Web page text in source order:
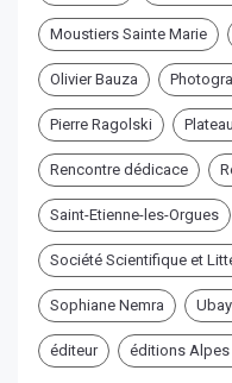
Moustiers Sainte Marie
Olivier Bauza
Pierre Ragolski
Rencontre dédicace
Saint-Etienne-les-Orgues
Société Scientifique et
Sophiane Nemra
éditeur éditions Alpes